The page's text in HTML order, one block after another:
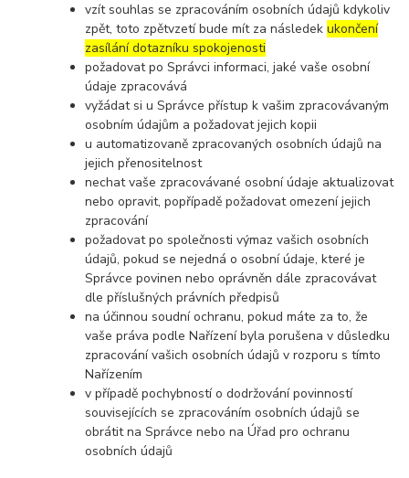
vzít souhlas se zpracováním osobních údajů kdykoliv
zpět, toto zpětvzetí bude mít za následekukončení
zasílání dotazníku spokojenosti
požadovat po Správci informaci, jaké vaše osobní
údaje zpracovává
vyžádat si u Správce přístup k vašim zpracovávaným
osobním údajům a požadovat jejich kopii
u automatizovaně zpracovaných osobních údajů na
jejich přenositelnost
nechat vaše zpracovávané osobní údaje aktualizovat
nebo opravit, popřípadě požadovat omezení jejich
zpracování
požadovat po společnosti výmaz vašich osobních
údajů, pokud se nejedná o osobní údaje, které je
Správce povinen nebo oprávněn dále zpracovávat
dle příslušných právních předpisů
na účinnou soudní ochranu, pokud máte za to, že
vaše práva podle Nařízení byla porušena v důsledku
zpracování vašich osobních údajů v rozporu s tímto
Nařízením
v případě pochybností o dodržování povinností
souvisejících se zpracováním osobních údajů se
obrátit na Správce nebo na Úřad pro ochranu
osobních údajů